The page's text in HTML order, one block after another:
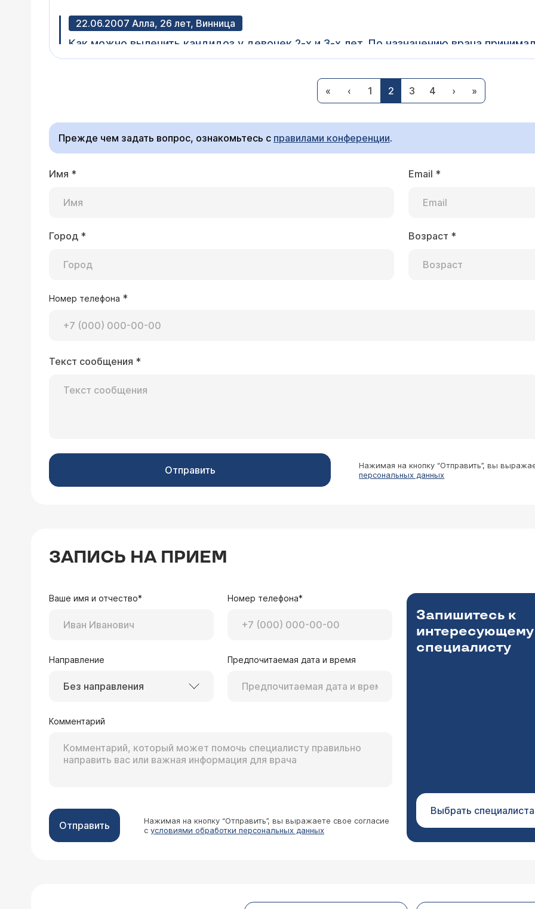
22.06.2007 Алла, 26 лет, Винница
Как можно вылечить кандидоз у девочек 2-х и 3-х лет. По назначению врача
Кандибене. Но через несколько месяцев опять пошли выделения и гораздо больше.
Причиной рецидивирования кандидоза часто бывает аллергия в качестве
другие проблемы с иммунной системой. Необходимо в таком случае
Я лечусь от кандидоза ротовой полости. Со мной проживает дочь 4 лет. Можно ли ей
ей Флюкостат. Обязательно соблюдайте меры личной гигиены, это намного
23.01.2007 Юрий, 31 год, Челны
обнаруживалась в мазках. Лечили низоралом, нистатином. Сейчас у меня постоянное
14 дней.
Врач — гинеколог Шульга Наталья Валериевна
обработка влагалища 2 раза в день в течение недели.
У меня кандидоз. Проходила много разных курсов лечения вместе с мужем в течение
мужа все результаты отрицательные, у меня - только кандидоз положительный.
забеременеть?
тесты (посев) с определением чувствительности возбудителя микоза к
также сделать иммунограмму и анализ на интерфероновый статус, для того,
назначить вам дополнительно иммунотерапию. Вопрос о беременности в
05.09.2006 neo@htservice, 21 год, Краснодар
« ‹ 1 2 3 4 › »
Прежде чем задать вопрос, ознакомьтесь с правилами конференции.
Имя * Email *
Город * Возраст *
Номер телефона *
Текст сообщения *
Отправить Нажимая на кнопку “Отправить”, вы
персональных данных
ЗАПИСЬ НА ПРИЕМ
Ваше имя и отчество* Номер телефона*
Направление
Без направления
Предпочитаемая дата и время
Комментарий
Отправить
Нажимая на кнопку “Отправить”, вы выражаете свое согласие
с условиями обработки персональных данных
Запишитесь к
интересующему
специалисту
Выбрать специалиста